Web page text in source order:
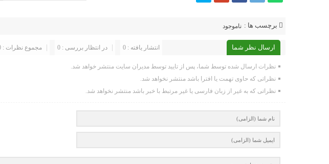
برچسب ها : ناموجود
ارسال نظر شما مجموع نظرات : 0 در انتظار بررسی : 0 انتشار یافته : 0
نظرات ارسال شده توسط شما، پس از تایید توسط مدیران سایت منتشر خواهد شد.
نظراتی که حاوی تهمت یا افترا باشد منتشر نخواهد شد.
نظراتی که به غیر از زبان فارسی یا غیر مرتبط با خبر باشد منتشر نخواهد شد.